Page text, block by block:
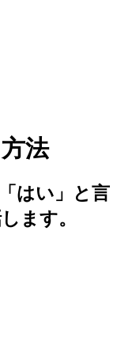
法
はい」と言
ます。